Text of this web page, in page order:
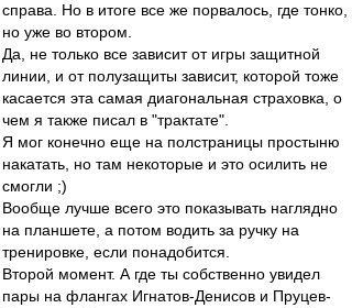
справа. Но в итоге все же порвалось, где тонко,
но уже во втором.
Да, не только все зависит от игры защитной
линии, и от полузащиты зависит, которой тоже
касается эта самая диагональная страховка, о
чем я также писал в "трактате".
Я мог конечно еще на полстраницы простыню
накатать, но там некоторые и это осилить не
смогли ;)
Вообще лучше всего это показывать наглядно
на планшете, а потом водить за ручку на
тренировке, если понадобится.
Второй момент. А где ты собственно увидел
пары на флангах Игнатов-Денисов и Пруцев-